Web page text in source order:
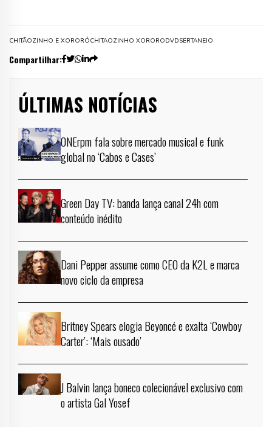
CHITÃOZINHO E XORORÓCHITAOZINHO XORORODVDSERTANEJO
Compartilhar:
ÚLTIMAS NOTÍCIAS
ONErpm fala sobre mercado musical e funk
global no ‘Cabos e Cases’
Green Day TV: banda lança canal 24h com
conteúdo inédito
Dani Pepper assume como CEO da K2L e marca
novo ciclo da empresa
Britney Spears elogia Beyoncé e exalta ‘Cowboy
Carter’: ‘Mais ousado’
J Balvin lança boneco colecionável exclusivo com
o artista Gal Yosef